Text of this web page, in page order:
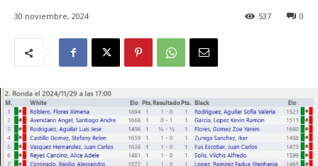
30 noviembre, 2024 0
537